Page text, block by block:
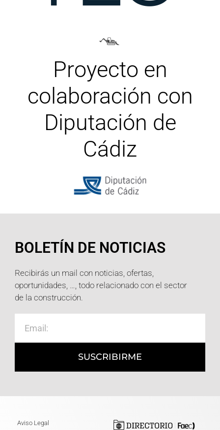
Proyecto en
colaboración con
Diputación de
Cádiz
BOLETÍN DE NOTICIAS
Recibirás un mail con noticias, ofertas,
oportunidades, …, todo relacionado con el sector
de la construcción.
SUSCRIBIRME
Aviso Legal